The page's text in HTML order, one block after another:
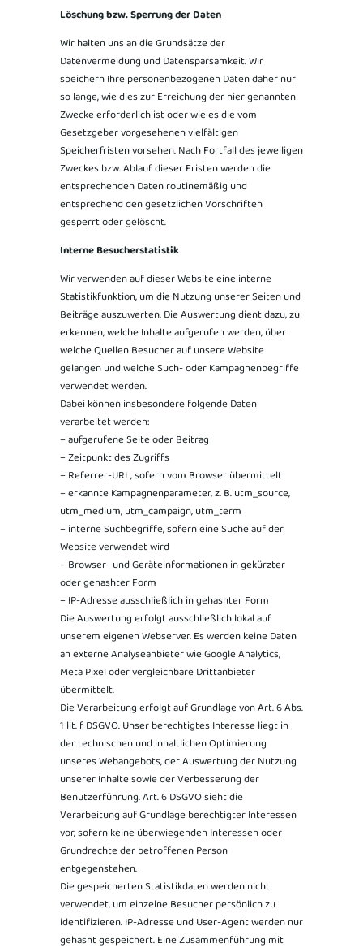
Löschung bzw. Sperrung der Daten
Wir halten uns an die Grundsätze der
Datenvermeidung und Datensparsamkeit. Wir
speichern Ihre personenbezogenen Daten daher nur
so lange, wie dies zur Erreichung der hier genannten
Zwecke erforderlich ist oder wie es die vom
Gesetzgeber vorgesehenen vielfältigen
Speicherfristen vorsehen. Nach Fortfall des jeweiligen
Zweckes bzw. Ablauf dieser Fristen werden die
entsprechenden Daten routinemäßig und
entsprechend den gesetzlichen Vorschriften
gesperrt oder gelöscht.
Interne Besucherstatistik
Wir verwenden auf dieser Website eine interne
Statistikfunktion, um die Nutzung unserer Seiten und
Beiträge auszuwerten. Die Auswertung dient dazu, zu
erkennen, welche Inhalte aufgerufen werden, über
welche Quellen Besucher auf unsere Website
gelangen und welche Such- oder Kampagnenbegriffe
verwendet werden.
Dabei können insbesondere folgende Daten
verarbeitet werden:
– aufgerufene Seite oder Beitrag
– Zeitpunkt des Zugriffs
– Referrer-URL, sofern vom Browser übermittelt
– erkannte Kampagnenparameter, z. B. utm_source,
utm_medium, utm_campaign, utm_term
– interne Suchbegriffe, sofern eine Suche auf der
Website verwendet wird
– Browser- und Geräteinformationen in gekürzter
oder gehashter Form
– IP-Adresse ausschließlich in gehashter Form
Die Auswertung erfolgt ausschließlich lokal auf
unserem eigenen Webserver. Es werden keine Daten
an externe Analyseanbieter wie Google Analytics,
Meta Pixel oder vergleichbare Drittanbieter
übermittelt.
Die Verarbeitung erfolgt auf Grundlage von Art. 6 Abs.
1 lit. f DSGVO. Unser berechtigtes Interesse liegt in
der technischen und inhaltlichen Optimierung
unseres Webangebots, der Auswertung der Nutzung
unserer Inhalte sowie der Verbesserung der
Benutzerführung. Art. 6 DSGVO sieht die
Verarbeitung auf Grundlage berechtigter Interessen
vor, sofern keine überwiegenden Interessen oder
Grundrechte der betroffenen Person
entgegenstehen.
Die gespeicherten Statistikdaten werden nicht
verwendet, um einzelne Besucher persönlich zu
identifizieren. IP-Adresse und User-Agent werden nur
gehasht gespeichert. Eine Zusammenführung mit